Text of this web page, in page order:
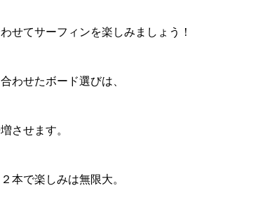
せてサーフィンを楽しみましょう！
わせたボード選びは、
させます。
本で楽しみは無限大。